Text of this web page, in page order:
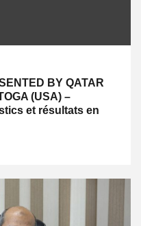
BY QATAR
(USA) –
et résultats en